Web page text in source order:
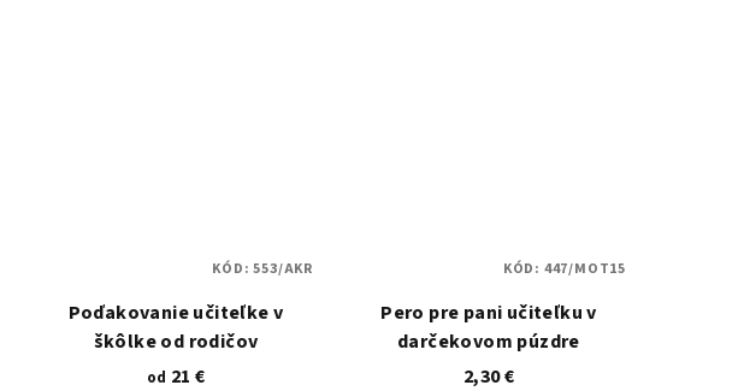
Poďakovanie učiteľke v
škôlke od rodičov
od 21 €
KÓD:553/AKR
Pero pre pani učiteľku v
darčekovom púzdre
2,30 €
KÓD: 447/MOT15